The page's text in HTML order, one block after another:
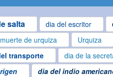
salta dia del escritor
muerte de urquiza Urquiza
transporte dia de la
dia del indio